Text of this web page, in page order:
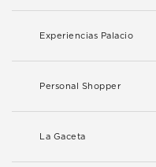
Experiencias Palacio
Personal Shopper
La Gaceta